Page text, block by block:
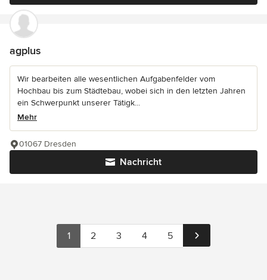
agplus
Wir bearbeiten alle wesentlichen Aufgabenfelder vom
Hochbau bis zum Städtebau, wobei sich in den letzten Jahren
ein Schwerpunkt unserer Tätigk...
Mehr
Nachricht
01067 Dresden
1 2 3 4 5